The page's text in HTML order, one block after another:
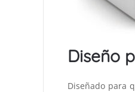
Diseño
Diseñado para